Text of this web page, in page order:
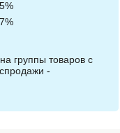
группы товаров с
-